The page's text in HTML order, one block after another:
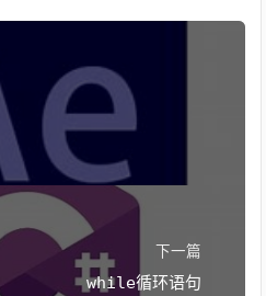
下一篇
while循环语句